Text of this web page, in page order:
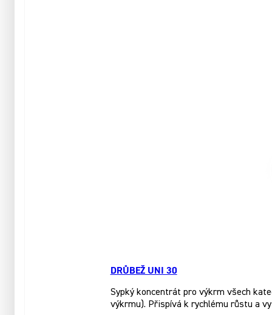
DRŮBEŽ UNI 30
Sypký koncentrát pro výkrm všech
výkrmu). Přispívá k rychlému růstu a